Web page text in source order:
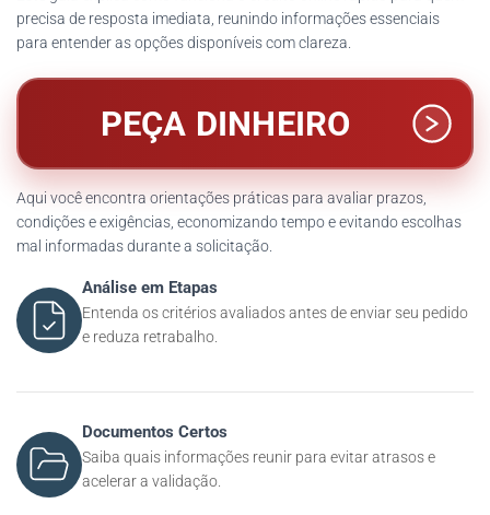
precisa de resposta imediata, reunindo informações essenciais
para entender as opções disponíveis com clareza.
PEÇA DINHEIRO
Aqui você encontra orientações práticas para avaliar prazos,
condições e exigências, economizando tempo e evitando escolhas
mal informadas durante a solicitação.
Análise em Etapas
Entenda os critérios avaliados antes de enviar seu pedido
e reduza retrabalho.
Documentos Certos
Saiba quais informações reunir para evitar atrasos e
acelerar a validação.